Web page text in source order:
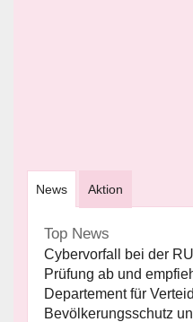
News Aktion
Top News
Cybervorfall bei der
Prüfung ab und
Departement für
Bevölkerungsschutz